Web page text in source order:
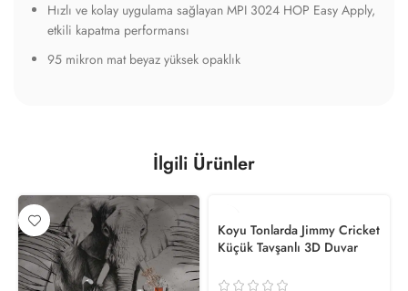
Hızlı ve kolay uygulama sağlayan MPI 3024 HOP Easy Apply,
etkili kapatma performansı
95 mikron mat beyaz yüksek opaklık
İlgili Ürünler
Koyu Tonlarda Jimmy Cricket
Küçük Tavşanlı 3D Duvar